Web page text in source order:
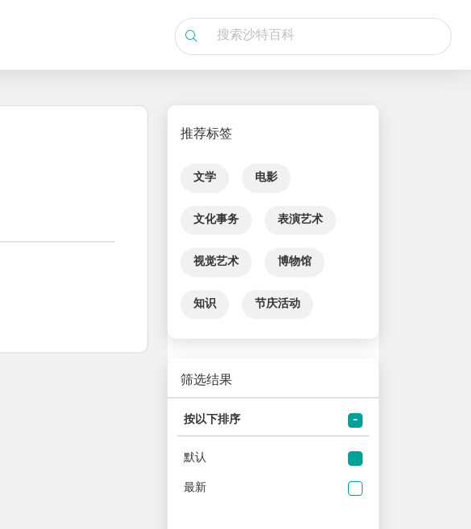
推荐标签
文学 电影
文化事务 表演艺术
视觉艺术 博物馆
知识 节庆活动
筛选结果
按以下排序
默认
最新